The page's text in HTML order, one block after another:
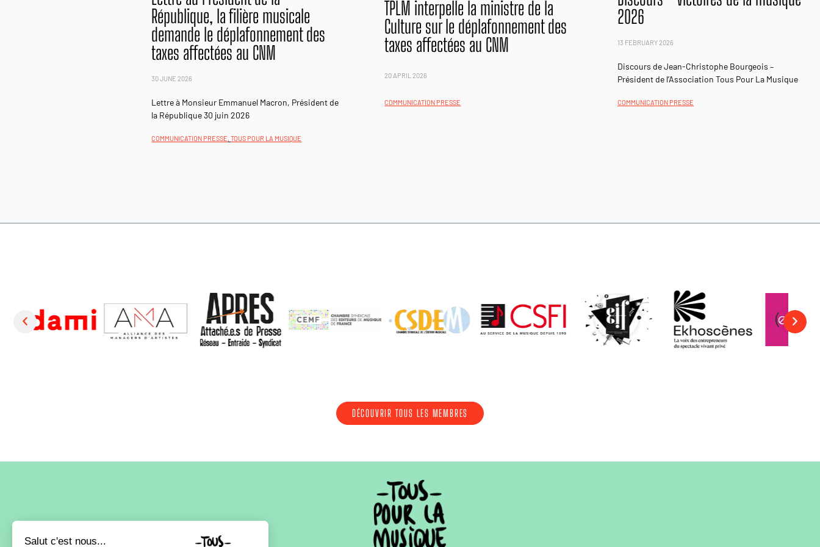
République, la filière musicale
demande le déplafonnement des
taxes affectées au CNM
30 JUNE 2026
Lettre à Monsieur Emmanuel Macron, Président de
la République 30 juin 2026
COMMUNICATION PRESSE,TOUS POUR LA MUSIQUE
TPLM interpelle la ministre de la
Culture sur le déplafonnement des
taxes affectées au CNM
20 APRIL 2026
COMMUNICATION PRESSE
2026
13 FEBRUARY 2026
Discours de Jean-Christophe Bourgeois –
Président de l’Association Tous Pour La Musique
COMMUNICATION PRESSE
DÉCOUVRIR TOUS LES MEMBRES